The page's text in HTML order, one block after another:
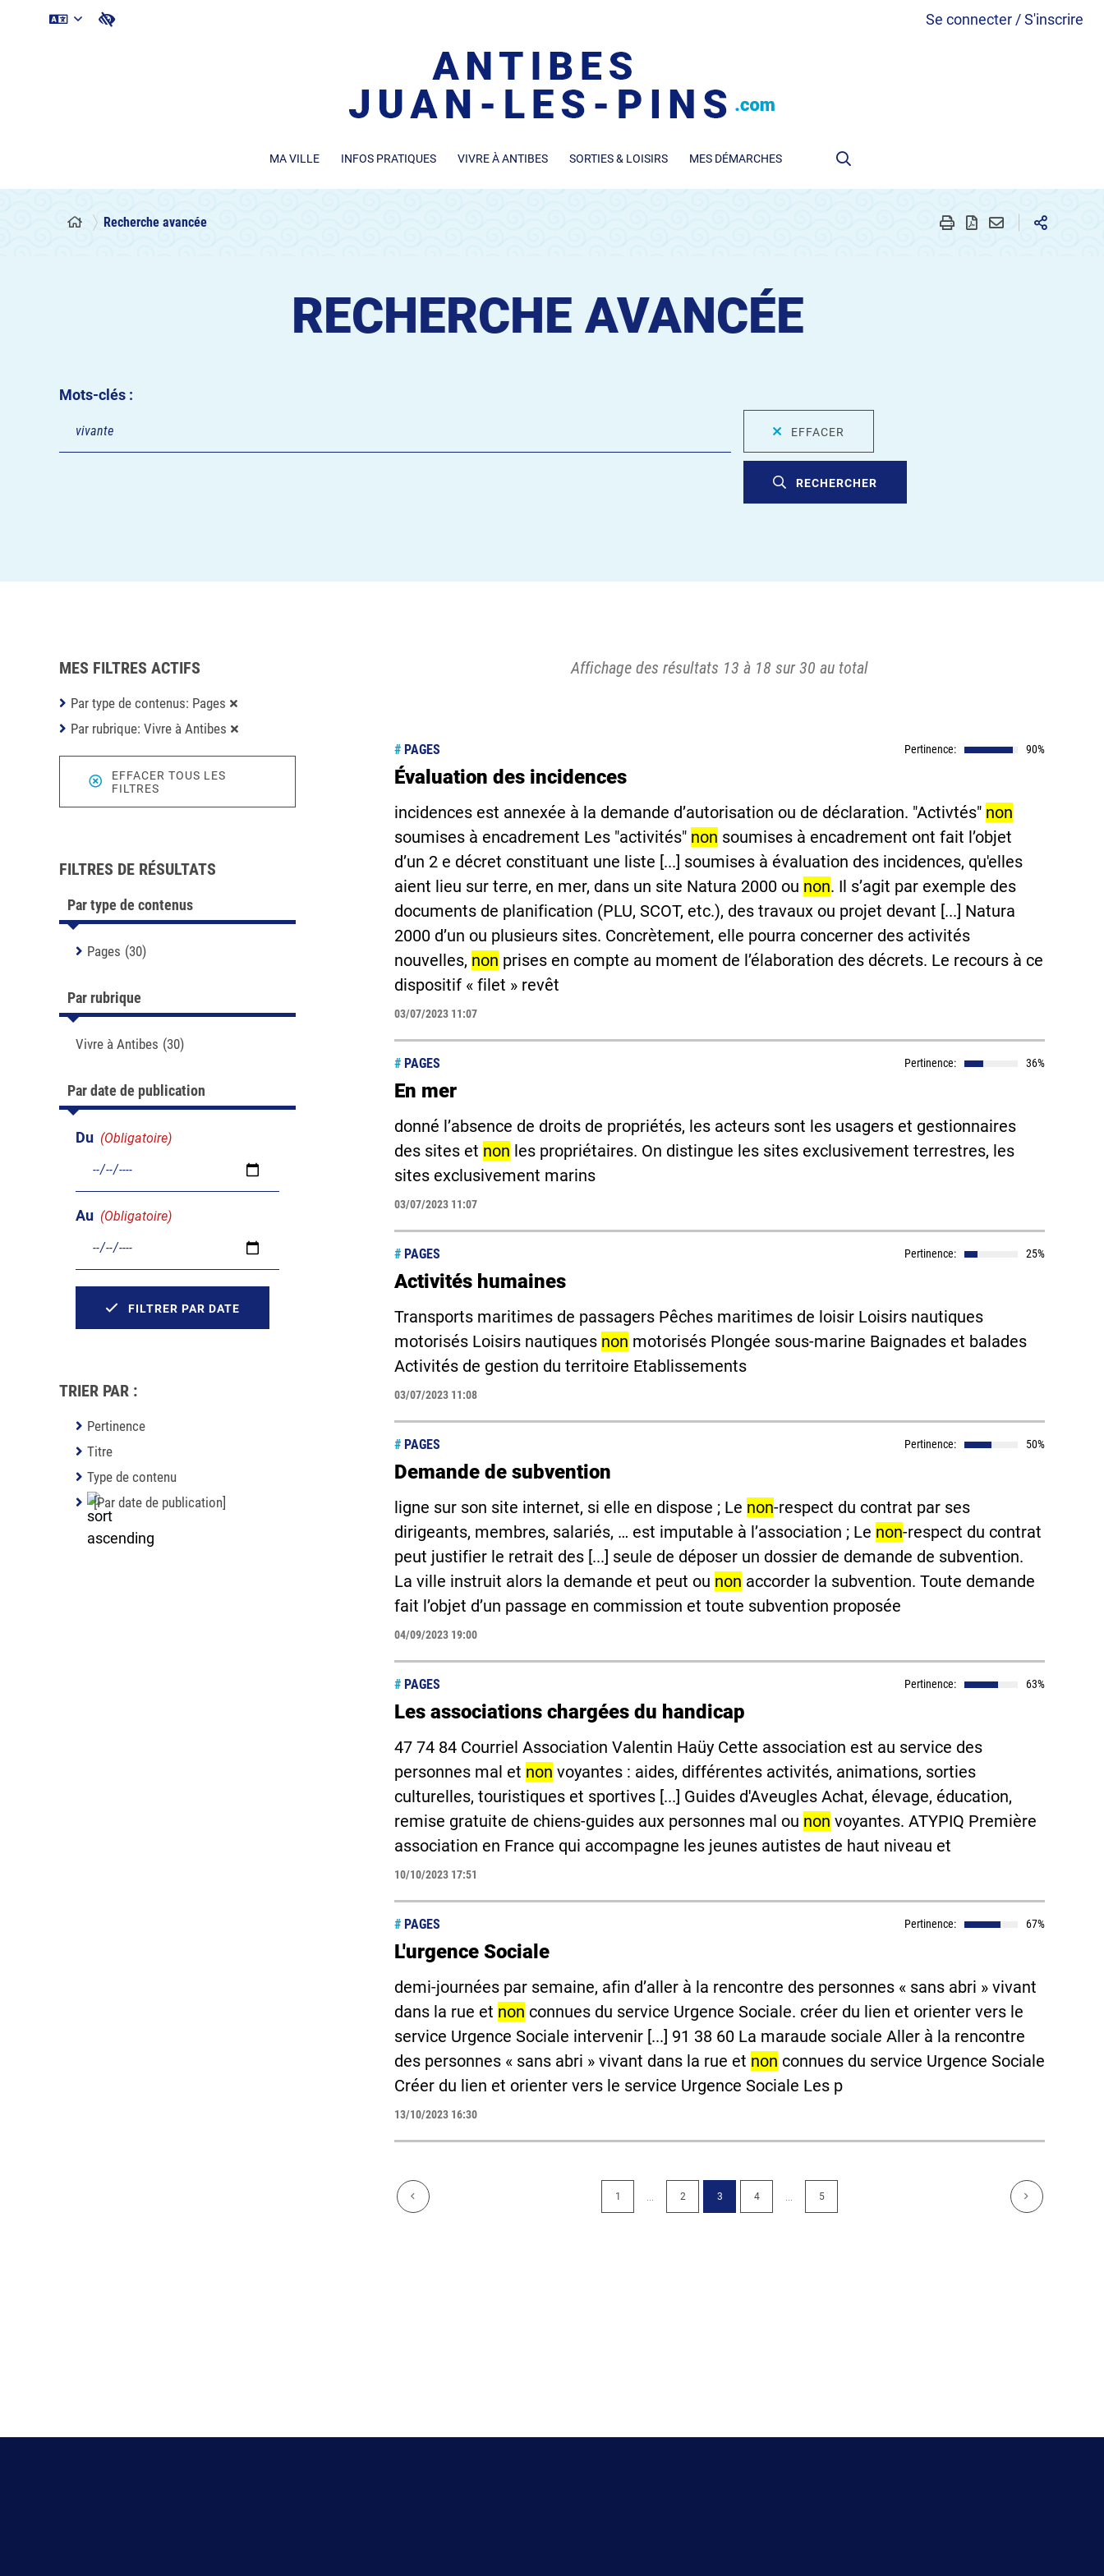
Se connecter / S'inscrire
MA VILLE INFOS PRATIQUES VIVRE À ANTIBES SORTIES & LOISIRS MES DÉMARCHES
Recherche avancée
RECHERCHE AVANCÉE
Mots-clés :
EFFACER
RECHERCHER
Affichage des résultats 13 à 18 sur 30 au total
# PAGES Pertinence: 90%
Évaluation des incidences
incidences est annexée à la demande d’autorisation ou de déclaration. "Activtés" non
soumises à encadrement Les "activités" non soumises à encadrement ont fait l’objet
d’un 2 e décret constituant une liste [...] soumises à évaluation des incidences, qu'elles
aient lieu sur terre, en mer, dans un site Natura 2000 ou non. Il s’agit par exemple des
documents de planification (PLU, SCOT, etc.), des travaux ou projet devant [...] Natura
2000 d’un ou plusieurs sites. Concrètement, elle pourra concerner des activités
nouvelles, non prises en compte au moment de l’élaboration des décrets. Le recours à ce
dispositif « filet » revêt
03/07/2023 11:07
# PAGES Pertinence: 36%
En mer
donné l’absence de droits de propriétés, les acteurs sont les usagers et gestionnaires
des sites et non les propriétaires. On distingue les sites exclusivement terrestres, les
sites exclusivement marins
03/07/2023 11:07
# PAGES Pertinence: 25%
Activités humaines
Transports maritimes de passagers Pêches maritimes de loisir Loisirs nautiques
motorisés Loisirs nautiques non motorisés Plongée sous-marine Baignades et balades
Activités de gestion du territoire Etablissements
03/07/2023 11:08
# PAGES Pertinence: 50%
Demande de subvention
ligne sur son site internet, si elle en dispose ; Le non-respect du contrat par ses
dirigeants, membres, salariés, … est imputable à l’association ; Le non-respect du contrat
peut justifier le retrait des [...] seule de déposer un dossier de demande de subvention.
La ville instruit alors la demande et peut ou non accorder la subvention. Toute demande
fait l’objet d’un passage en commission et toute subvention proposée
04/09/2023 19:00
# PAGES Pertinence: 63%
Les associations chargées du handicap
47 74 84 Courriel Association Valentin Haüy Cette association est au service des
personnes mal et non voyantes : aides, différentes activités, animations, sorties
culturelles, touristiques et sportives [...] Guides d'Aveugles Achat, élevage, éducation,
remise gratuite de chiens-guides aux personnes mal ou non voyantes. ATYPIQ Première
association en France qui accompagne les jeunes autistes de haut niveau et
10/10/2023 17:51
# PAGES Pertinence: 67%
L'urgence Sociale
demi-journées par semaine, afin d’aller à la rencontre des personnes « sans abri » vivant
dans la rue et non connues du service Urgence Sociale. créer du lien et orienter vers le
service Urgence Sociale intervenir [...] 91 38 60 La maraude sociale Aller à la rencontre
des personnes « sans abri » vivant dans la rue et non connues du service Urgence Sociale
Créer du lien et orienter vers le service Urgence Sociale Les p
13/10/2023 16:30
1 2 3 4 5
MES FILTRES ACTIFS
Par type de contenus: Pages
Par rubrique: Vivre à Antibes
EFFACER TOUS LES
FILTRES
FILTRES DE RÉSULTATS
Par type de contenus
Pages (30)
Par rubrique
Vivre à Antibes (30)
Par date de publication
Du (Obligatoire)
Au (Obligatoire)
FILTRER PAR DATE
TRIER PAR :
Pertinence
Titre
Type de contenu
[Par date de publication]